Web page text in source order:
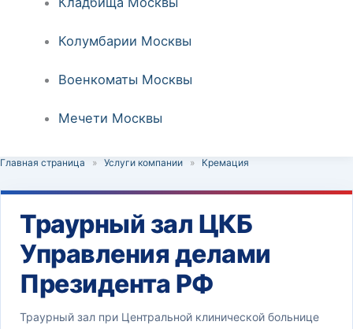
Колумбарии Москвы
Военкоматы Москвы
Мечети Москвы
Главная страница » Услуги компании » Кремация
Траурный зал ЦКБ
Управления делами
Президента РФ
Траурный зал при Центральной клинической больнице